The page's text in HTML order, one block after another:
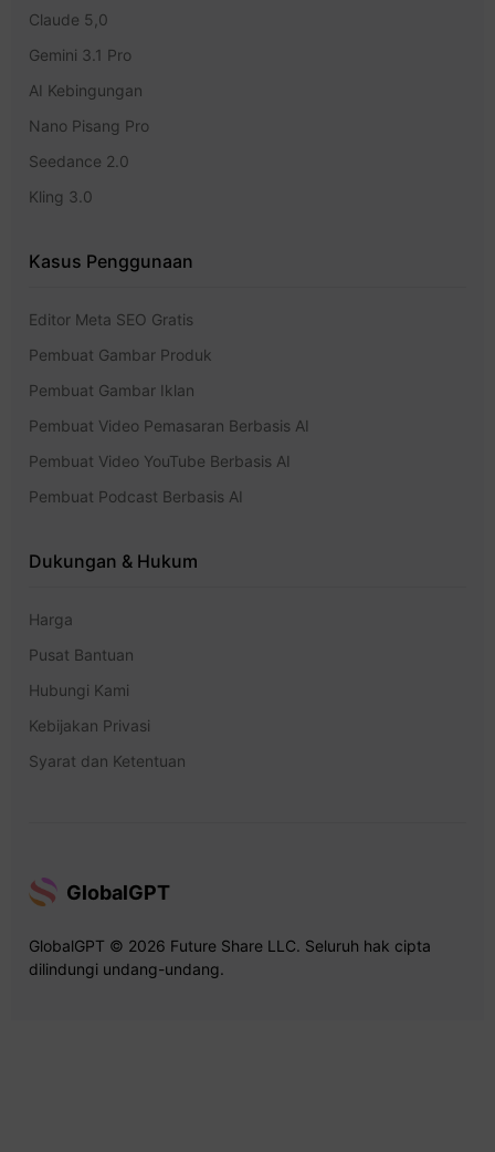
Claude 5,0
Gemini 3.1 Pro
AI Kebingungan
Nano Pisang Pro
Seedance 2.0
Kling 3.0
Kasus Penggunaan
Editor Meta SEO Gratis
Pembuat Gambar Produk
Pembuat Gambar Iklan
Pembuat Video Pemasaran Berbasis AI
Pembuat Video YouTube Berbasis AI
Pembuat Podcast Berbasis AI
Dukungan & Hukum
Harga
Pusat Bantuan
Hubungi Kami
Kebijakan Privasi
Syarat dan Ketentuan
GlobalGPT
GlobalGPT © 2026 Future Share LLC. Seluruh hak cipta
dilindungi undang-undang.